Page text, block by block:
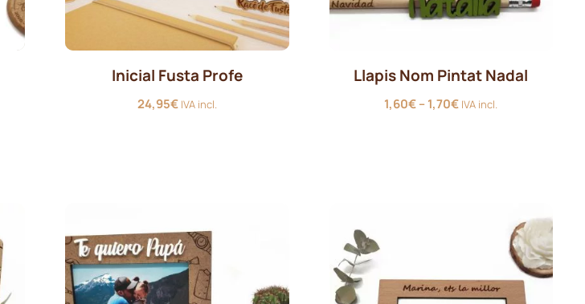
Inicial Fusta Profe
24,95€ IVA incl.
Llapis Nom Pintat Nadal
1,60€–1,70€Interval
IVA incl.